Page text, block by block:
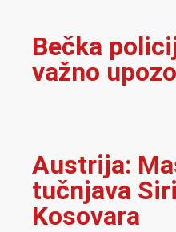
Bečka
važno
Austrija:
tučnjava
Kosovara